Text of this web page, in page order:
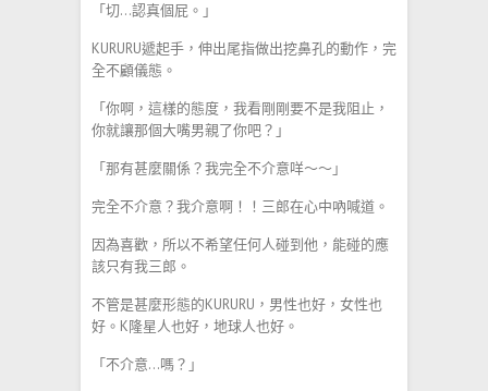
「切…認真個屁。」
KURURU遞起手，伸出尾指做出挖鼻孔的動作，完
全不顧儀態。
「你啊，這樣的態度，我看剛剛要不是我阻止，
你就讓那個大嘴男親了你吧？」
「那有甚麼關係？我完全不介意咩～～」
完全不介意？我介意啊！！三郎在心中吶喊道。
因為喜歡，所以不希望任何人碰到他，能碰的應
該只有我三郎。
不管是甚麼形態的KURURU，男性也好，女性也
好。K隆星人也好，地球人也好。
「不介意…嗎？」